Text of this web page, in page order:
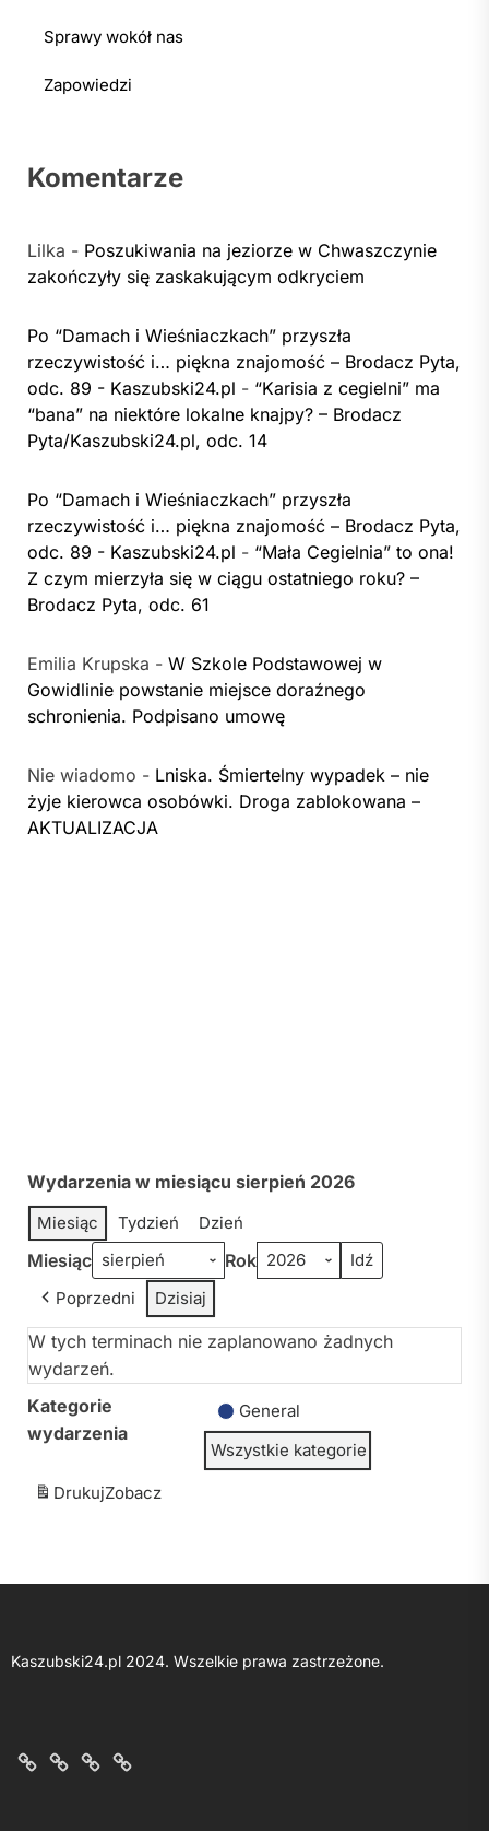
Sprawy wokół nas
Zapowiedzi
Komentarze
Lilka - Poszukiwania na jeziorze w Chwaszczynie
zakończyły się zaskakującym odkryciem
Po “Damach i Wieśniaczkach” przyszła
rzeczywistość i… piękna znajomość – Brodacz Pyta,
odc. 89 - Kaszubski24.pl - “Karisia z cegielni” ma
“bana” na niektóre lokalne knajpy? – Brodacz
Pyta/Kaszubski24.pl, odc. 14
Po “Damach i Wieśniaczkach” przyszła
rzeczywistość i… piękna znajomość – Brodacz Pyta,
odc. 89 - Kaszubski24.pl - “Mała Cegielnia” to ona!
Z czym mierzyła się w ciągu ostatniego roku? –
Brodacz Pyta, odc. 61
Emilia Krupska - W Szkole Podstawowej w
Gowidlinie powstanie miejsce doraźnego
schronienia. Podpisano umowę
Nie wiadomo - Lniska. Śmiertelny wypadek – nie
żyje kierowca osobówki. Droga zablokowana –
AKTUALIZACJA
Wydarzenia w miesiącu sierpień 2026
Miesiąc Tydzień Dzień
Miesiąc Rok
Poprzedni Dzisiaj
W tych terminach nie zaplanowano żadnych
wydarzeń.
Kategorie
wydarzenia
General
Wszystkie kategorie
DrukujZobacz
Kaszubski24.pl 2024. Wszelkie prawa zastrzeżone.
O
KontaktPolitykaRegulamin